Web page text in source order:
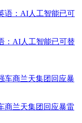
：AI人工智能已可替
商兰天集团回应暴雷